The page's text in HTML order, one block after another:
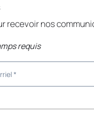
recevoir nos
requis